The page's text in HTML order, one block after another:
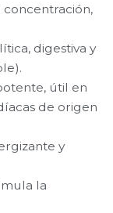
concentración,
digestiva y
útil en
de origen
y
la